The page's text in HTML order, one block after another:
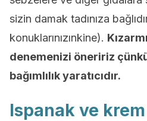
sizin damak tadınıza
konuklarınızınkine).
denemenizi öneririz
bağımlılık yaratıcıdır.
Ispanak ve